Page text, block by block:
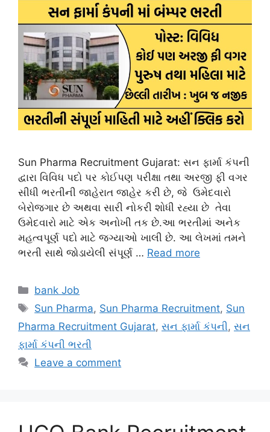
Sun Pharma Recruitment Gujarat: સન ફાર્મા કંપની
દ્વારા વિવિધ પદો પર કોઈપણ પરીક્ષા તથા અરજી ફી વગર
સીધી ભરતીની જાહેરાત જાહેર કરી છે, જે ઉમેદવારો
બેરોજગાર છે અથવા સારી નોકરી શોધી રહ્યા છે તેવા
ઉમેદવારો માટે એક અનોખી તક છે.આ ભરતીમાં અનેક
મહત્વપૂર્ણ પદો માટે જગ્યાઓ ખાલી છે. આ લેખમાં તમને
ભરતી સાથે જોડાયેલી સંપૂર્ણ … Read more
Categories
bank Job
Tags
Sun Pharma, Sun Pharma Recruitment, Sun
Pharma Recruitment Gujarat, સન ફાર્મા કંપની, સન
ફાર્મા કંપની ભરતી
Leave a comment